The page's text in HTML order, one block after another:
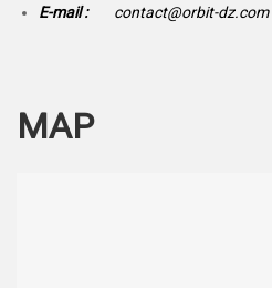
E-mail :
contact@orbit-dz.com
MAP